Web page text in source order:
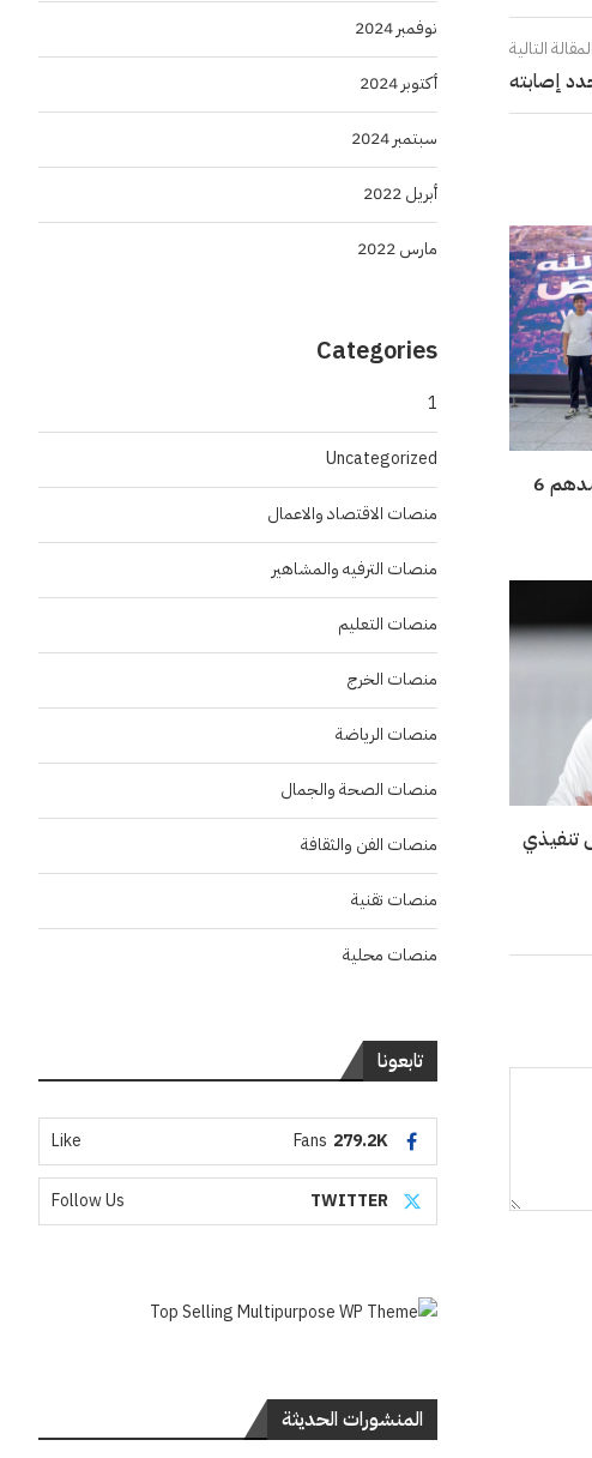
المقالة التالية
إصابته
عودة أبطال الرياضيات بعد حصدهم 6
تنفيذي
نوفمبر 2024
أكتوبر 2024
سبتمبر 2024
أبريل 2022
مارس 2022
Categories
1
Uncategorized
منصات الاقتصاد والاعمال
منصات الترفيه والمشاهير
منصات التعليم
منصات الخرج
منصات الرياضة
منصات الصحة والجمال
منصات الفن والثقافة
منصات تقنية
منصات محلية
تابعونا
279.2K
Fans
Like
TWITTER
Follow Us
المنشورات الحديثة